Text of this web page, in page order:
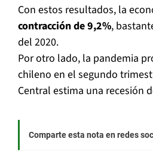
Con estos resultados, la
contracción de 9,2%,
del 2020.
Por otro lado, la pandemia
chileno en el segundo
Central estima una recesión
Comparte esta nota en redes